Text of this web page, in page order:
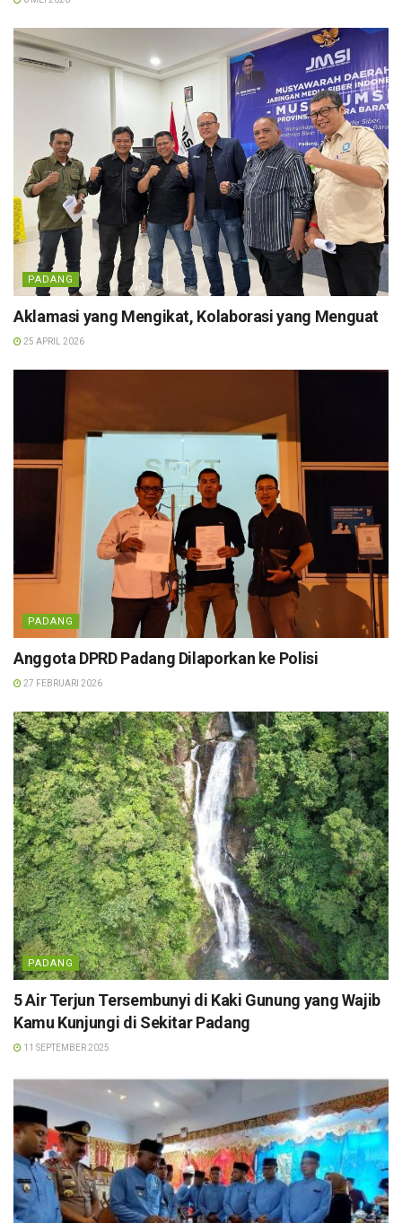
PADANG
Aklamasi yang Mengikat, Kolaborasi yang Menguat
25 APRIL 2026
PADANG
Anggota DPRD Padang Dilaporkan ke Polisi
27 FEBRUARI 2026
PADANG
5 Air Terjun Tersembunyi di Kaki Gunung yang Wajib
Kamu Kunjungi di Sekitar Padang
11 SEPTEMBER 2025